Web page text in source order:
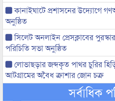
কানাইঘাটে প্রশাসনের উদ্যোগে
অনুষ্ঠিত
সিলেট অনলাইন প্রেসক্লাবের
পরিচিতি সভা অনুষ্ঠিত
লোভাছড়ার জব্দকৃত পাথর চুরির
আটগ্রামের অবৈধ ক্রাশার জোন চক্র
সর্বাধিক